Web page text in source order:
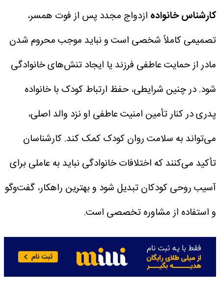
کارشناس خانواده ازدواج مجدد پس از فوت همسر،
تصمیمی کاملاً شخصی است و نباید موجب محروم شدن
مادر از حمایت عاطفی فرزند یا ایجاد تنش‌های خانوادگی
شود. در چنین شرایطی، حفظ ارتباط کودک با خانواده
پدری در کنار تأمین امنیت عاطفی او نزد والد اصلی،
می‌تواند به سلامت روان کودک کمک کند. کارشناسان
تأکید می‌کنند که اختلافات خانوادگی نباید به عاملی برای
آسیب روحی کودکان تبدیل شود و بهترین راهکار، گفت‌وگو
و استفاده از مشاوره تخصصی است.